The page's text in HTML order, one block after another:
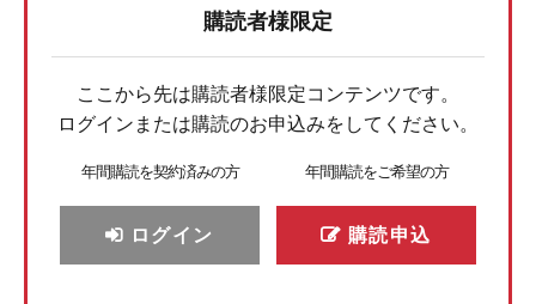
購読者様限定
ここから先は購読者様限定コンテンツです。
ログインまたは購読のお申込みをしてください。
年間購読を契約済みの方
ログイン
年間購読をご希望の方
購読申込